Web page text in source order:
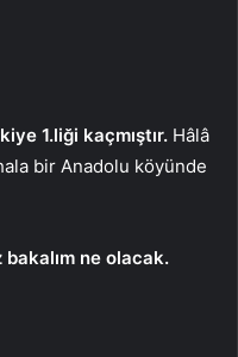
1.liği kaçmıştır. Hâlâ
bir Anadolu köyünde
bakalım ne olacak.